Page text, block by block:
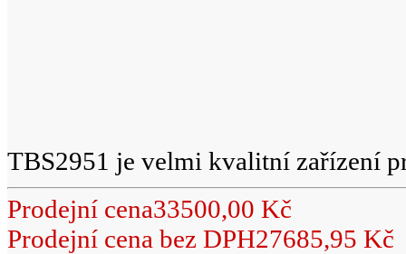
TBS2951 je velmi kvalitní zařízení
Prodejní cena33500,00 Kč
Prodejní cena bez DPH27685,95 Kč